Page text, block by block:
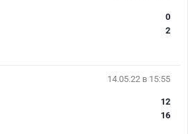
0
2
14.05.22 в 15:55
12
16